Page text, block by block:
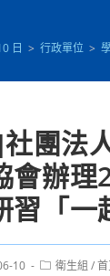
日 > 行政單位 >
團法
會辦理
「一
10
Post衛生組 /